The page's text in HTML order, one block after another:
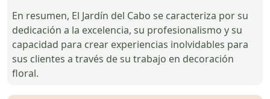
En resumen, El Jardín del Cabo se caracteriza por su
dedicación a la excelencia, su profesionalismo y su
capacidad para crear experiencias inolvidables para
sus clientes a través de su trabajo en decoración
floral.